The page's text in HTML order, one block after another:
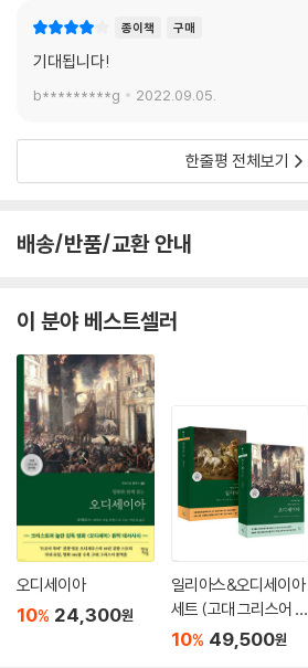
종이책 구매
기대됩니다!
b*********g 2022.09.05.
한줄평 전체보기
배송/반품/교환 안내
이 분야 베스트셀러
오디세이아
10% 24,300원
일리아스&오디세이아
세트 (고대 그리스어 완
역본)
10% 49,500원